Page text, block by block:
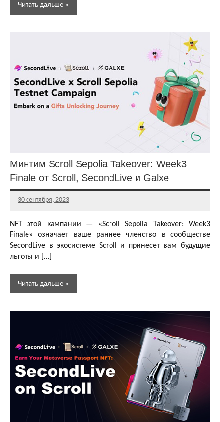
Другие
раздачи
Читать дальше
токенов
Аирдропы
и раздачи
NFT
Бесплатная
криптовалюта
Минтим Scroll Sepolia Takeover: Week3
Finale от Scroll, SecondLive и Galxe
30 сентября, 2023
Главный
NFT этой кампании — «Scroll Sepolia Takeover: Week3
Finale» означает ваше раннее членство в сообществе
SecondLive в экосистеме Scroll и принесет вам будущие
льготы и […]
Читать дальше
Play-To-
Earn
токенов
Аирдропы
и раздачи